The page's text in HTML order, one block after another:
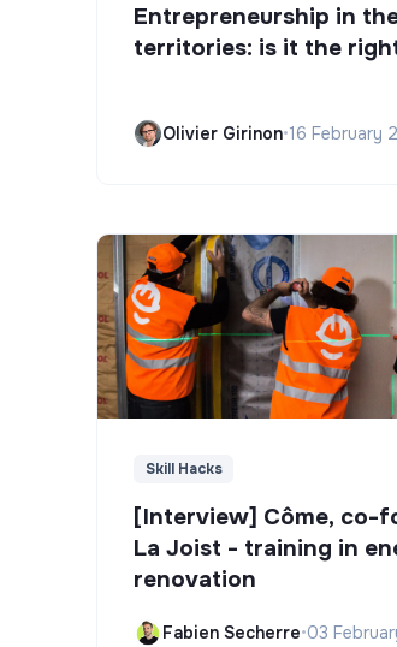
Entrepreneurship in
territories: is it the
Olivier Girinon•16 February
Skill Hacks
[Interview] Côme, co-
La Joist - training in
renovation
Fabien Secherre•03